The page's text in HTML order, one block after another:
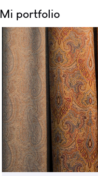
Mi portfolio